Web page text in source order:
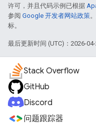
许可，并且代码示例已根据
参阅 Google 开发者网站政策
标。
最后更新时间 (UTC)：2026-04-
Stack Overflow
GitHub
Discord
问题跟踪器